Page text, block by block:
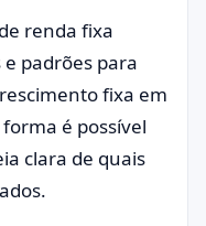
renda fixa
padrões para
fixa em
é possível
clara de quais